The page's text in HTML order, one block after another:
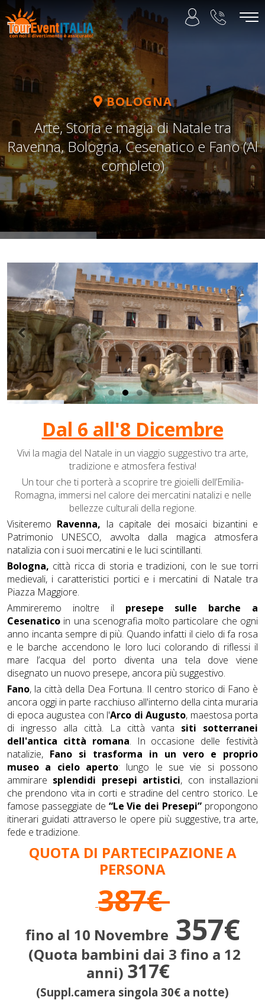
BOLOGNA
Arte, Storia e magia di Natale tra
Ravenna, Bologna, Cesenatico e Fano (Al
completo)
Dal 6 all'8 Dicembre
Vivi la magia del Natale in un viaggio suggestivo tra arte,
tradizione e atmosfera festiva!
Un tour che ti porterà a scoprire tre gioielli dell’Emilia-
Romagna, immersi nel calore dei mercatini natalizi e nelle
bellezze culturali della regione.
Visiteremo Ravenna, la capitale dei mosaici bizantini e
Patrimonio UNESCO, avvolta dalla magica atmosfera
natalizia con i suoi mercatini e le luci scintillanti.
Bologna, città ricca di storia e tradizioni, con le sue torri
medievali, i caratteristici portici e i mercatini di Natale tra
Piazza Maggiore.
Ammireremo inoltre il
presepe sulle barche a
Cesenatico in una scenografia molto particolare che ogni
anno incanta sempre di più. Quando infatti il cielo di fa rosa
e le barche accendono le loro luci colorando di riflessi il
mare l’acqua del porto diventa una tela dove viene
disegnato un nuovo presepe, ancora più suggestivo.
Fano, la città della Dea Fortuna. Il centro storico di Fano è
ancora oggi in parte racchiuso all'interno della cinta muraria
di epoca augustea con l'Arco di Augusto, maestosa porta
di ingresso alla città. La città vanta siti sotterranei
dell'antica città romana. In occasione delle festività
natalizie, Fano si trasforma in un vero e proprio
museo a cielo aperto: lungo le sue vie si possono
ammirare splendidi presepi artistici, con installazioni
che prendono vita in corti e stradine del centro storico. Le
famose passeggiate de “Le Vie dei Presepi” propongono
itinerari guidati attraverso le opere più suggestive, tra arte,
fede e tradizione.
QUOTA DI PARTECIPAZIONE A
PERSONA
387€
fino al 10 Novembre 357€
(Quota bambini dai 3 fino a 12
anni) 317€
(Suppl.camera singola 30€ a notte)